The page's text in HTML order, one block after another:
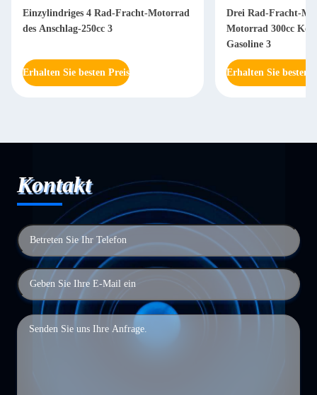
Einzylindriges 4 Rad-Fracht-Motorrad
des Anschlag-250cc 3
Erhalten Sie besten Preis
Drei Rad-Fracht-
Motorrad 300cc
Gasoline 3
Erhalten Sie besten
Kontakt